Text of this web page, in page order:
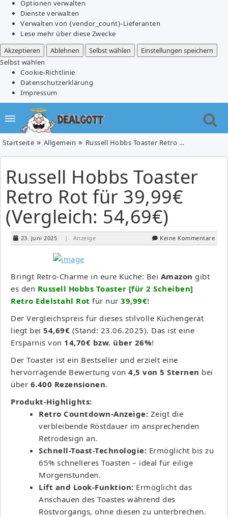
Optionen verwalten
Dienste verwalten
Verwalten von {vendor_count}-Lieferanten
Lese mehr über diese Zwecke
Akzeptieren
Ablehnen Selbst wählen
Einstellungen speichern
Selbst wählen
Cookie-Richtlinie
Datenschutzerklärung
Impressum
Startseite Allgemein Russell Hobbs Toaster Retro Rot für 39,99€ (Vergleich: 54,69€)
Russell Hobbs Toaster
Retro Rot für 39,99€
(Vergleich: 54,69€)
23. Juni 2025 | Anzeige Keine Kommentare
Bringt Retro-Charme in eure Küche: Bei Amazon gibt
es den Russell Hobbs Toaster [für 2 Scheiben]
Retro Edelstahl Rot für nur 39,99€!
Der Vergleichspreis für dieses stilvolle Küchengerät
liegt bei 54,69€ (Stand: 23.06.2025). Das ist eine
Ersparnis von 14,70€ bzw. über 26%!
Der Toaster ist ein Bestseller und erzielt eine
hervorragende Bewertung von 4,5 von 5 Sternen bei
über 6.400 Rezensionen.
Produkt-Highlights:
Retro Countdown-Anzeige: Zeigt die
verbleibende Röstdauer im ansprechenden
Retrodesign an.
Schnell-Toast-Technologie: Ermöglicht bis zu
65% schnelleres Toasten – ideal für eilige
Morgenstunden.
Lift and Look-Funktion: Ermöglicht das
Anschauen des Toastes während des
Röstvorgangs, ohne diesen zu unterbrechen.